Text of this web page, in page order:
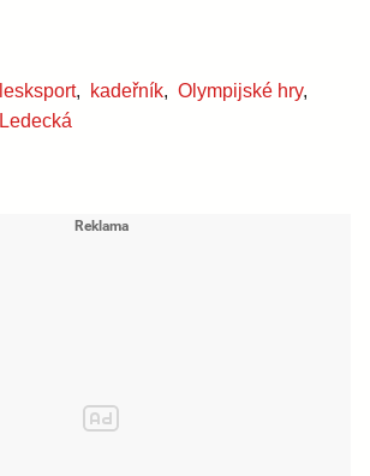
, kadeřník, Olympijské hry,